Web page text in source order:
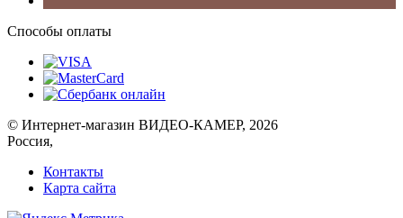
Способы оплаты
© Интернет-магазин ВИДЕО-КАМЕР, 2026
Россия,
Контакты
Карта сайта